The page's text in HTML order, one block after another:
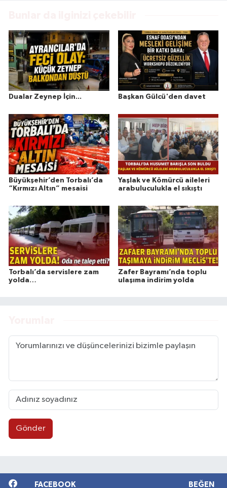
Dualar Zeynep İçin... Başkan Gülcü'den davet
Büyükşehir’den Torbalı’da
“Kırmızı Altın” mesaisi
Yaşlak ve Kömürcü aileleri
arabuluculukla el sıkıştı
Torbalı’da servislere zam
yolda…
Zafer Bayramı’nda toplu
ulaşıma indirim yolda
Gönder
FACEBOOK BEĞEN